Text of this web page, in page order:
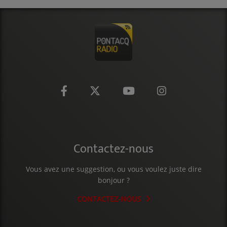
Contactez-nous
Vous avez une suggestion, ou vous voulez juste dire
bonjour ?
CONTACTEZ-NOUS